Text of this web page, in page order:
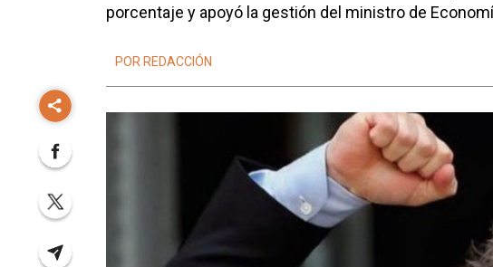
porcentaje y apoyó la gestión del ministro de
POR REDACCIÓN